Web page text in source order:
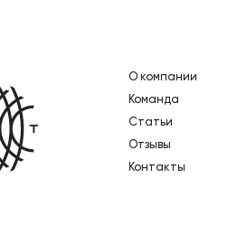
О компании
Команда
Статьи
Отзывы
Контакты